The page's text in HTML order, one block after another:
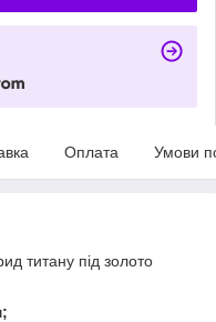
Оплата Умови
титану під золото